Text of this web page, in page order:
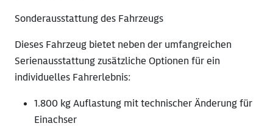
Sonderausstattung des Fahrzeugs
Dieses Fahrzeug bietet neben der umfangreichen
Serienausstattung zusätzliche Optionen für ein
individuelles Fahrerlebnis:
1.800 kg Auflastung mit technischer Änderung für
Einachser